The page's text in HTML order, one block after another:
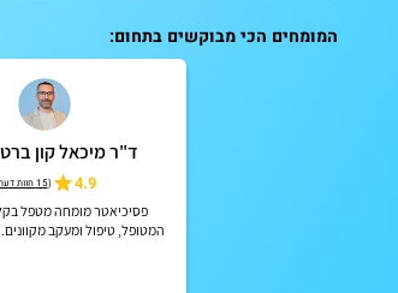
המומחים הכי מבוקשים בתחום:
ד"ר מיכאל קון
4.9
(15 חוות דעת
פסיכיאטר מומחה מטפל
המטופל, טיפול ומעקב